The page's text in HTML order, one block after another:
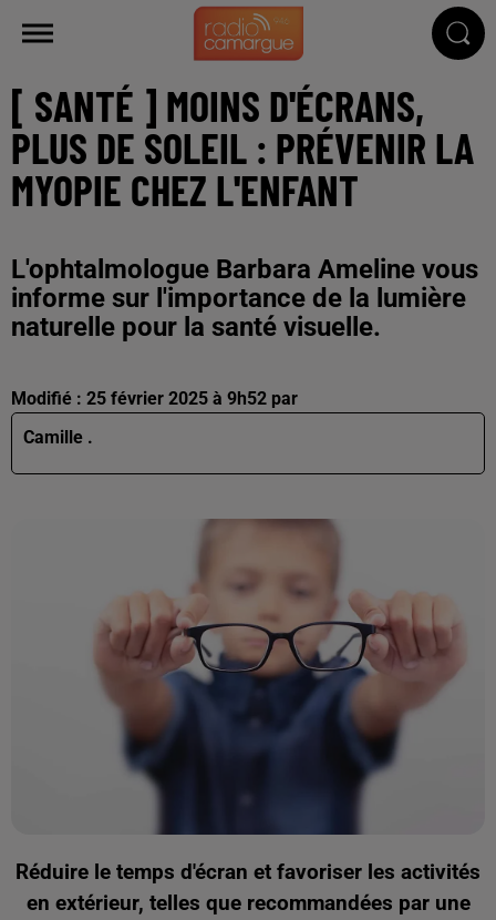
[ SANTÉ ] MOINS D'ÉCRANS,
PLUS DE SOLEIL : PRÉVENIR LA
MYOPIE CHEZ L'ENFANT
L'ophtalmologue Barbara Ameline vous
informe sur l'importance de la lumière
naturelle pour la santé visuelle.
Modifié : 25 février 2025 à 9h52 par
Camille .
Réduire le temps d'écran et favoriser les activités
en extérieur, telles que recommandées par une